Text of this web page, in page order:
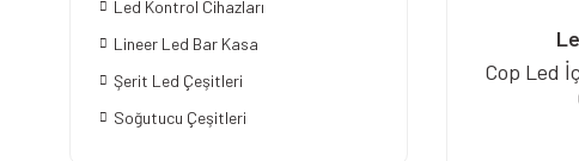
Led Kontrol Cihazları
Lineer Led Bar Kasa
Şerit Led Çeşitleri
Soğutucu Çeşitleri
Cop Led